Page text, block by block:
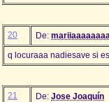
20 De:
q locuraaa nadiesave si
21 De: Jose Joaquín